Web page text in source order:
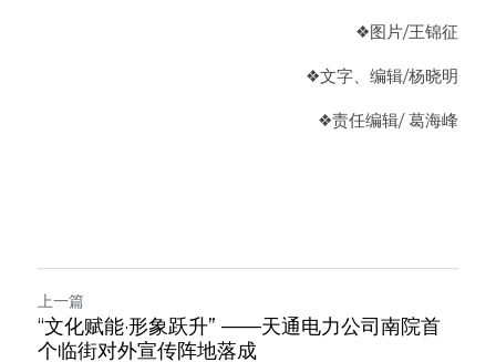
❖图片/王锦征
❖文字、编辑/杨晓明
❖责任编辑/ 葛海峰
上一篇
“文化赋能·形象跃升” ——天通电力公司南院首
个临街对外宣传阵地落成